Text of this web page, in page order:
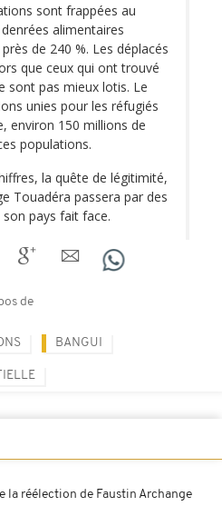
sont frappées au
alimentaires
de 240 %. Les déplacés
que ceux qui ont trouvé
sont pas mieux lotis. Le
unies pour les réfugiés
environ 150 millions de
populations.
la quête de légitimité,
Touadéra passera par des
pays fait face.
de
BANGUI
réélection de Faustin Archange